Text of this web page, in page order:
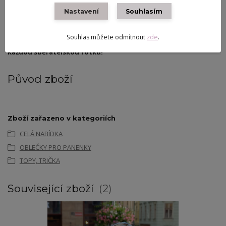
úzkou sukní v pudrově růžové barvě (jako na fotografii). Celý outfit
můžete doladit bílými hodinkami a stylovou kabelkou pro dokonalý
Dopřejte své panence tento originální kousek, který rozzáří
každou sběratelskou fotku!
Původ zboží
Zboží zařazeno v kategoriích
CELÁ NABÍDKA
OBLEČKY PRO PANENKY
TOPY, TRIČKA
Související zboží 2
Nastavení Souhlasím
Souhlas můžete odmítnout zde.